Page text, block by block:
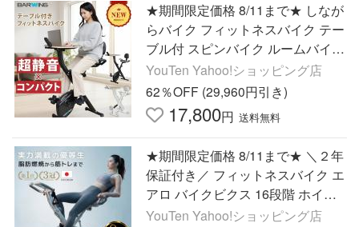
★期間限定価格 8/11まで★ しなが
らバイク フィットネスバイク テー
ブル付 スピンバイク ルームバイク
エアロ バイクビクス 高齢者 筋ト
レ
YouTen Yahoo!ショッピング店
62％OFF (29,960円引き)
17,800円 送料無料
★期間限定価格 8/11まで★ ＼２年
保証付き／ フィットネスバイク エ
アロ バイクビクス 16段階 ホイー
ル 折りたたみ スピンバイク
YouTen Yahoo!ショッピング店